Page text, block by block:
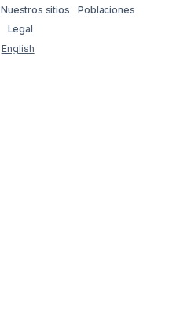
Nuestros sitios
Poblaciones
Legal
English